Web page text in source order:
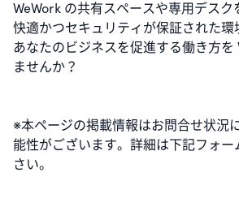
WeWork の共有スペースや専用デスク
快適かつセキュリティが保証された環
あなたのビジネスを促進する働き方を
ませんか？
※本ページの掲載情報はお問合せ状況
能性がございます。詳細は下記フォー
さい。